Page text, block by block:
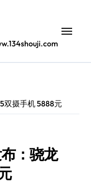
双摄手机 5888元
：骁龙